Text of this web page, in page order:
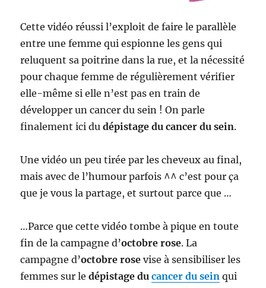
Cette vidéo réussi l’exploit de faire le parallèle
entre une femme qui espionne les gens qui
reluquent sa poitrine dans la rue, et la nécessité
pour chaque femme de régulièrement vérifier
elle-même si elle n’est pas en train de
développer un cancer du sein ! On parle
finalement ici dudépistage du cancer du sein.
Une vidéo un peu tirée par les cheveux au final,
mais avec de l’humour parfois ^^ c’est pour ça
que je vous la partage, et surtout parce que …
…Parce que cette vidéo tombe à pique en toute
fin de la campagne d’octobre rose. La
campagne d’octobre rose vise à sensibiliser les
femmes sur ledépistage ducancer du sein qui